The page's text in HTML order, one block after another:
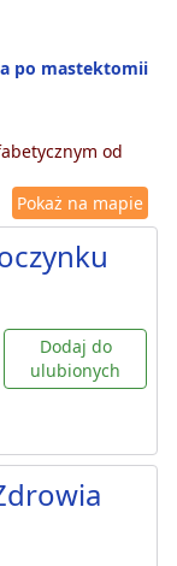
po mastektomii
od
Pokaż na mapie
Dodaj do
ulubionych